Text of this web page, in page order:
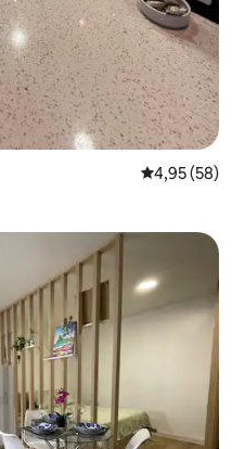
4,95 af 5 í
4,95 (58)